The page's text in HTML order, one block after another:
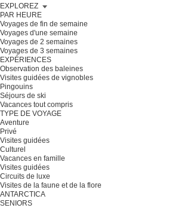
EXPLOREZ
PAR HEURE
Voyages de fin de semaine
Voyages d'une semaine
Voyages de 2 semaines
Voyages de 3 semaines
EXPÉRIENCES
Observation des baleines
Visites guidées de vignobles
Pingouins
Séjours de ski
Vacances tout compris
TYPE DE VOYAGE
Aventure
Privé
Visites guidées
Culturel
Vacances en famille
Visites guidées
Circuits de luxe
Visites de la faune et de la flore
ANTARCTICA
SENIORS